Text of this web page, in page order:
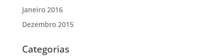
Janeiro 2016
Dezembro 2015
Categorias